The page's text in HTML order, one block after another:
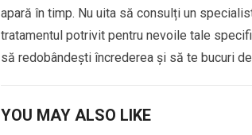
apară în timp. Nu uita să consulți un
tratamentul potrivit pentru nevoile tale
să redobândești încrederea și să te bucuri
YOU MAY ALSO LIKE